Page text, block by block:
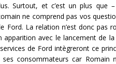
Surtout, et c’est un plus que
ne comprend pas vos
Ford. La relation n’est donc pas
avec le lancement de la
de Ford intègreront ce
consommateurs car Romain